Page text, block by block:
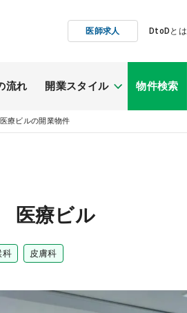
医師求人 DtoDとは
流れ 開業スタイル 物件検索
療ビルの開業物件
医療ビル
科 皮膚科